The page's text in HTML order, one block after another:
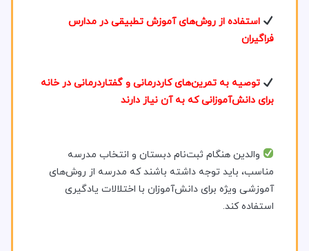
استفاده از روش‌های آموزش تطبیقی در مدارس
فراگیران
توصیه به تمرین‌های کاردرمانی و گفتاردرمانی در خانه
برای دانش‌آموزانی که به آن نیاز دارند
والدین هنگام ثبت‌نام دبستان و انتخاب مدرسه
مناسب، باید توجه داشته باشند که مدرسه از روش‌های
آموزشی ویژه برای دانش‌آموزان با اختلالات یادگیری
استفاده کند.